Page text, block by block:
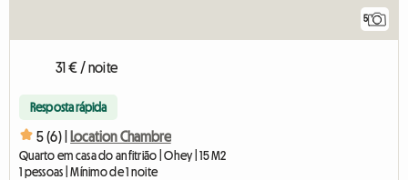
5
31 € / noite
Resposta rápida
5 (6) | Location Chambre
Quarto em casa do anfitrião | Ohey | 15 M2
1 pessoas | Mínimo de 1 noite